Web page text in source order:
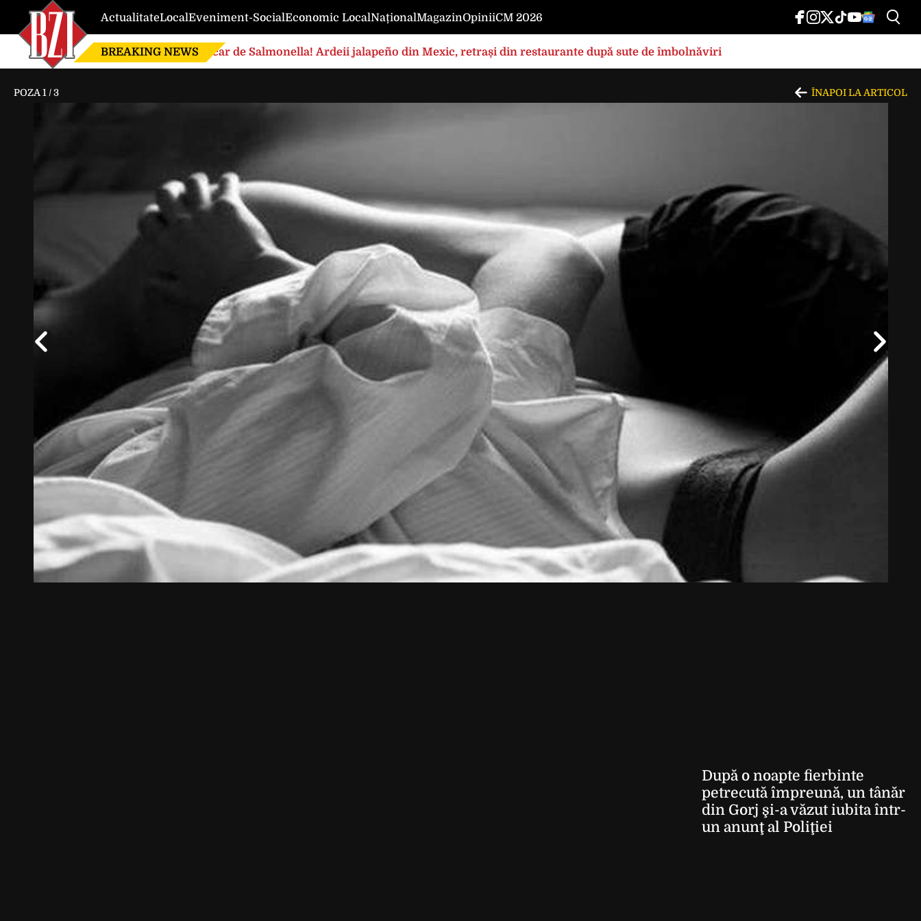
ActualitateLocalEveniment-SocialEconomic LocalNaționalMagazinOpiniiCM 2026
BREAKING NEWS Focar de Salmonella! Ardeii jalapeño din Mexic, retrași din restaurante după sute de îmbolnăviri
POZA 1 /3 ÎNAPOI LA ARTICOL
După o noapte fierbinte
petrecută împreună, un tânăr
din Gorj şi-a văzut iubita într-
un anunţ al Poliţiei